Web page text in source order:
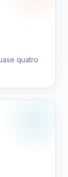
quatro